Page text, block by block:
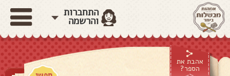
התחברות
והרשמה
אהבת את
הספר?